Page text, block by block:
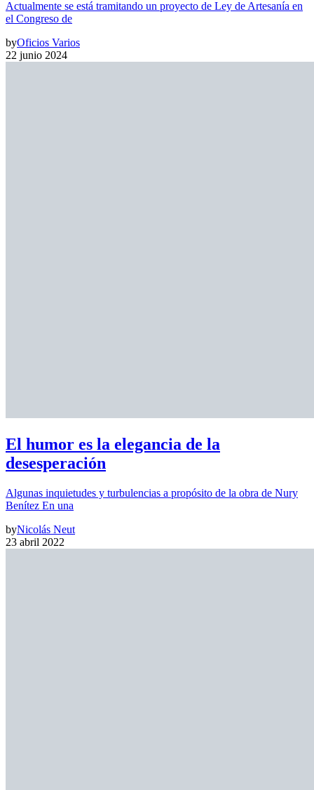
Actualmente se está tramitando un proyecto de Ley de Artesanía en
el Congreso de
byOficios Varios
22 junio 2024
El humor es la elegancia de la
desesperación
Algunas inquietudes y turbulencias a propósito de la obra de Nury
Benítez En una
byNicolás Neut
23 abril 2022